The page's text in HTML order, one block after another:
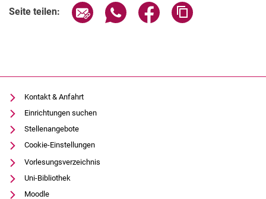
Seite teilen: Seite über E-Mail teilen
Seite über WhatsApp teilen
Seite über Facebook
Kontakt & Anfahrt
Einrichtungen suchen
Stellenangebote
Cookie-Einstellungen
Vorlesungsverzeichnis
Uni-Bibliothek
Moodle